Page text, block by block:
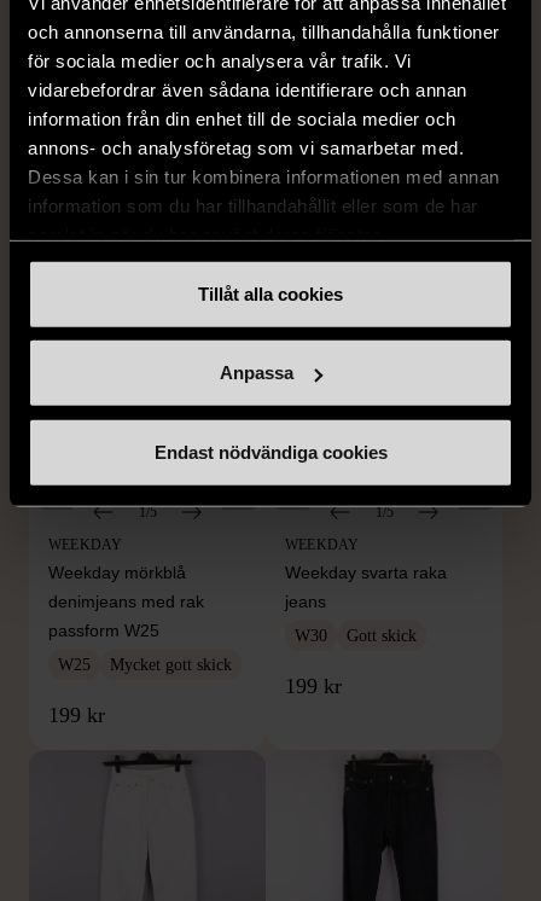
och annonserna till användarna, tillhandahålla funktioner
för sociala medier och analysera vår trafik. Vi
vidarebefordrar även sådana identifierare och annan
information från din enhet till de sociala medier och
annons- och analysföretag som vi samarbetar med.
Dessa kan i sin tur kombinera informationen med annan
information som du har tillhandahållit eller som de har
Tillåt alla cookies
Anpassa
Endast nödvändiga cookies
1/5
WEEKDAY
Weekday Amelia vävda
byxor med resår
S (34-36)
Mycket gott skick
179 kr
1/5
WEEKDAY
Weekday skogsgrön
ribbstickad tröja
S (34-36)
Mycket gott skick
199 kr
1/5
WEEKDAY
Weekday mörkblå
denimjeans med rak
passform W25
W25 Mycket gott skick
199 kr
1/5
WEEKDAY
Weekday svarta raka
jeans
W30 Gott skick
199 kr